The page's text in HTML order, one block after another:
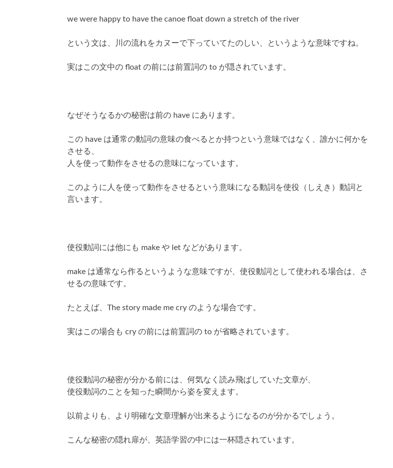
we were happy to have the canoe float down a stretch of the river
という文は、川の流れをカヌーで下っていてたのしい、というような意味ですね。
実はこの文中の float の前には前置詞の to が隠されています。
なぜそうなるかの秘密は前の have にあります。
この have は通常の動詞の意味の食べるとか持つという意味ではなく、誰かに何かを
させる、
人を使って動作をさせるの意味になっています。
このように人を使って動作をさせるという意味になる動詞を使役（しえき）動詞と
言います。
使役動詞には他にも make や let などがあります。
make は通常なら作るというような意味ですが、使役動詞として使われる場合は、さ
せるの意味です。
たとえば、The story made me cry のような場合です。
実はこの場合も cry の前には前置詞の to が省略されています。
使役動詞の秘密が分かる前には、何気なく読み飛ばしていた文章が、
使役動詞のことを知った瞬間から姿を変えます。
以前よりも、より明確な文章理解が出来るようになるのが分かるでしょう。
こんな秘密の隠れ扉が、英語学習の中には一杯隠されています。